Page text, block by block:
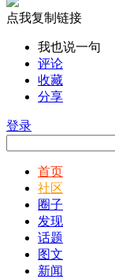
点我复制链接
我也说一句
评论
收藏
分享
登录
首页
社区
圈子
发现
话题
图文
新闻